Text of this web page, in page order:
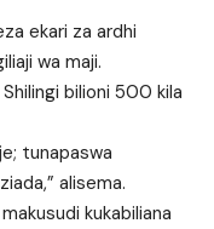
ekari za ardhi
wa maji.
bilioni 500 kila
tunapaswa
alisema.
kukabiliana